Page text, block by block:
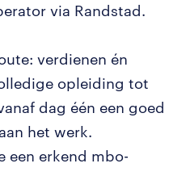
via Randstad.
verdienen én
opleiding tot
dag één een goed
het werk.
een erkend mbo-